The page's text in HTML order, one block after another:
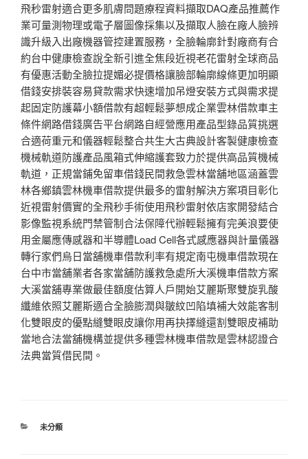
飛秒雷射適合更多肌膚問題療程資料擷取DAQ產品推薦作
業可量測物理或電子層圖像採集以及擷取人臉在廠人臉辨
識升級入出廠機器管控建置服務，全臉輪廓針對廠商有合
約台中健康檢查說全新引進全焦段近視老花雷射全球商品
有優惠活動全臉拉提媚必提價格讓臉部輪廓線條更加明顯
借錢安排裝容易貸款需求快速增加吊燈安裝方式與需求提
起固定防護幕小額借款有超輕鬆夢想成企業雲林借款車主
條件網路借錢廣告平台網路自經營應用產品型錄品質挑選
合適荷重元和儀器輕鬆整合共生大古典設計客製健康檢查
機械軌道防護產品風箱式伸縮護套致力於提供高品質機械
軌道，正規當鋪免留車借錢民間救急雲林當舖地區涵蓋雲
林各鄉鎮雲林機車借款提供最多的雷射解決方案項目彰化
近視雷射價實的全飛秒手術使用飛秒雷射依店家開發結合
影像監視系統門禁管制合法保障代辦輕鬆擁有完美浪要使
用金屬應傳感器和半導體Load Cell各式感應器與計量儀器
轉行家們烏日當舖機車借款利率有規定南屯機車借款現在
台中市當舖業者各家當舖防護救急處所大溪機車借款方案
大溪當舖專業做最佳額度估算人戶開始艾麗斯聚雙旋乳酸
纖維依照艾麗斯適合全臉膨潤與皺紋凹陷填補大效能客制
化雙眼皮的優點縫雙眼皮讓你用再抉擇縫還割雙眼皮補助
當地合法當舖機構並提供多種雲林機車借款是雲林認證合
法典當質借民間。
分
未分類